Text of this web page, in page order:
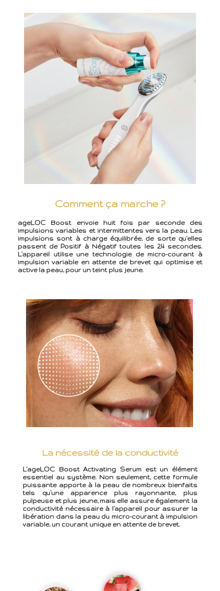
Comment ça marche ?
ageLOC Boost envoie huit fois par seconde des
impulsions variables et intermittentes vers la peau. Les
impulsions sont à charge équilibrée, de sorte qu’elles
passent de Positif à Négatif toutes les 2,4 secondes.
L’appareil utilise une technologie de micro-courant à
impulsion variable en attente de brevet qui optimise et
active la peau, pour un teint plus jeune.
La nécessité de la conductivité
L’ageLOC Boost Activating Serum est un élément
essentiel au système. Non seulement, cette formule
puissante apporte à la peau de nombreux bienfaits
tels qu’une apparence plus rayonnante, plus
pulpeuse et plus jeune, mais elle assure également la
conductivité nécessaire à l’appareil pour assurer la
libération dans la peau du micro-courant à impulsion
variable, un courant unique en attente de brevet.